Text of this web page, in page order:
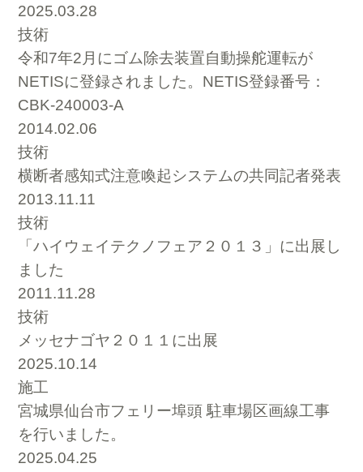
2025.03.28
技術
令和7年2月にゴム除去装置自動操舵運転が
NETISに登録されました。NETIS登録番号：
CBK-240003-A
2014.02.06
技術
横断者感知式注意喚起システムの共同記者発表
2013.11.11
技術
「ハイウェイテクノフェア２０１３」に出展し
ました
2011.11.28
技術
メッセナゴヤ２０１１に出展
2025.10.14
施工
宮城県仙台市フェリー埠頭 駐車場区画線工事
を行いました。
2025.04.25